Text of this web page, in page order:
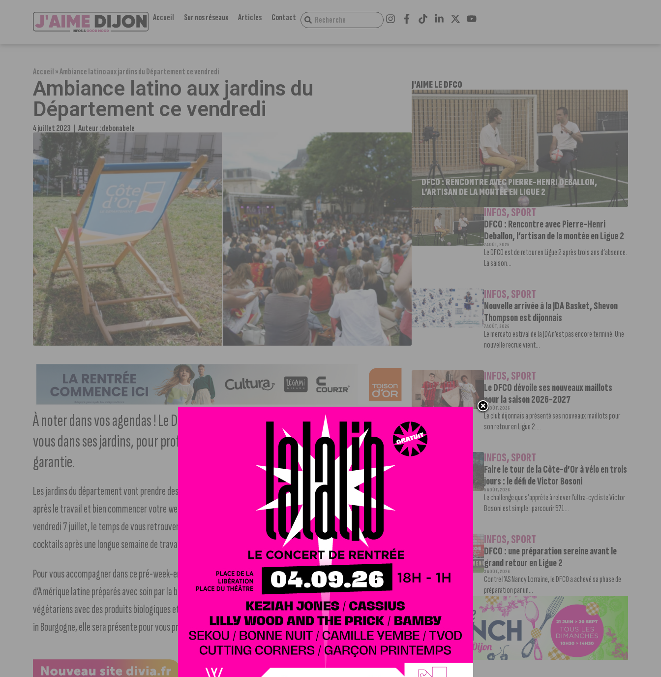
Accueil Sur nos réseaux Articles Contact
Accueil»Ambiance latino aux jardins du Département ce vendredi
Ambiance latino aux jardins du
Département ce vendredi
4 juillet 2023 Auteur :debonabele
À noter dans vos agendas ! Le Département de la Côte-d’Or vous donne rendez-
vous dans ses jardins, pour profiter d’une soirée afterwork à l’ambiance latino
garantie.
Les jardins du département vont prendre des airs latino pour fêter le début des vacances d’été. Pour vous retrouver
après le travail et bien commencer votre week-end, le Conseil départemental vous invite dans ses jardins le
vendredi 7 juillet, le temps de vous retrouver avec des amis, de faire de nouvelles rencontres et surtout siroter des
cocktails après une longue semaine de travail.
Pour vous accompagner dans ce pré-week-end, venez déguster des empanadas, du guacamole et autres spécialités
d’Amérique latine préparés avec soin par la boutiqueHey Papi. Le foodtruckL’Herbivoristevous servira des plats
végétariens avec des produits biologiques et de saison. Quant à
Vedrenne, la marque de liqueurs et de sirops made
in Bourgogne, elle sera présente pour vous préparer de bons cocktails.
J'AIME LE DFCO
DFCO : RENCONTRE AVEC PIERRE-HENRI DEBALLON,
L’ARTISAN DE LA MONTÉE EN LIGUE 2
INFOS,SPORT
DFCO : Rencontre avec Pierre-Henri
Deballon, l’artisan de la montée en Ligue 2
7 AOÛT, 2026
Le DFCO est de retour en Ligue 2 après trois ans d’absence.
La saison...
INFOS,SPORT
Nouvelle arrivée à la JDA Basket, Shevon
Thompson est dijonnais
7 AOÛT, 2026
Le mercato estival de la JDA n’est pas encore terminé. Une
nouvelle recrue vient...
INFOS,SPORT
Le DFCO dévoile ses nouveaux maillots
pour la saison 2026-2027
6 AOÛT, 2026
Le club dijonnais a présenté ses nouveaux maillots pour
son retour en Ligue 2....
INFOS,SPORT
Faire le tour de la Côte-d’Or à vélo en trois
jours : le défi de Victor Bosoni
5 AOÛT, 2026
Le challenge que s’apprête à relever l’ultra-cycliste Victor
Bosoni est simple : parcourir 571...
INFOS,SPORT
DFCO : une préparation sereine avant le
grand retour en Ligue 2
3 AOÛT, 2026
Contre l’AS Nancy Lorraine, le DFCO a achevé sa phase de
préparation par un...